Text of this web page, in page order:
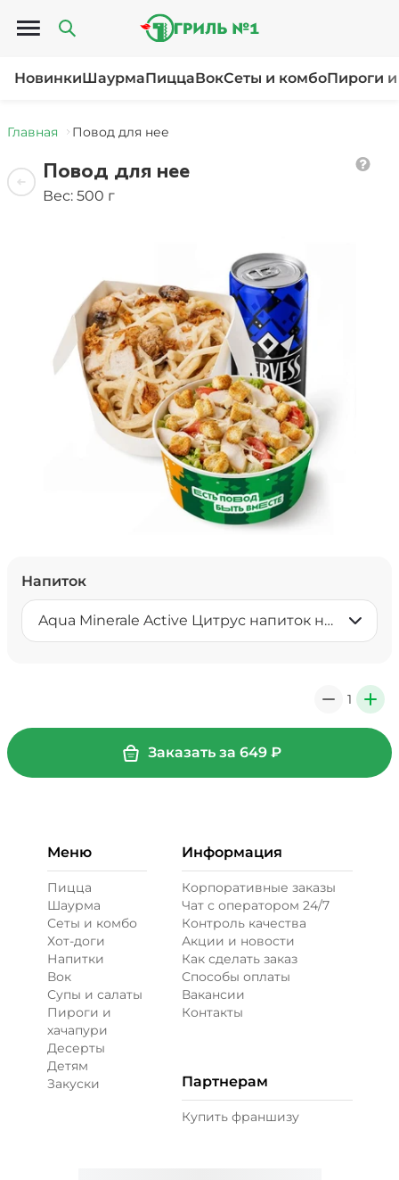
Открыть меню
НовинкиШаурмаПиццаВокСеты и комбоПироги
Главная Повод для нее
Повод для нее
Вес: 500 г
Напиток
Aqua Minerale Active Цитрус напиток негазированный 0,5 л
1 +
Заказать за 649₽
Меню
Пицца
Шаурма
Сеты и комбо
Хот-доги
Напитки
Вок
Супы и салаты
Пироги и
хачапури
Десерты
Детям
Закуски
Информация
Корпоративные заказы
Чат с оператором 24/7
Контроль качества
Акции и новости
Как сделать заказ
Способы оплаты
Вакансии
Контакты
Партнерам
Купить франшизу